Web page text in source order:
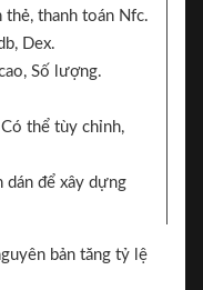
thanh toán Nfc.
Dex.
Số lượng.
Có thể tùy chỉnh,
dán để xây dựng
bản tăng tỷ lệ